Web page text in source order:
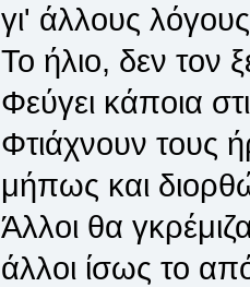
γι' άλλους
Το ήλιο, δεν τον
Φεύγει κάποια
Φτιάχνουν τους
μήπως και
Άλλοι θα
άλλοι ίσως το